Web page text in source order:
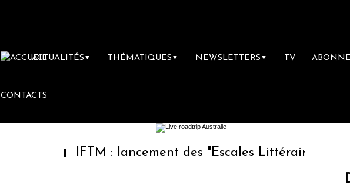
ACTUALITÉS ▼ THÉMATIQUES ▼ NEWSLETTERS ▼ TV
CONTACTS
IFTM : lancement des "Escales Littéraires", la première